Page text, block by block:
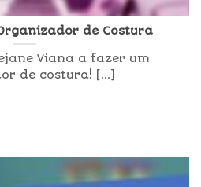
de Costura
Viana a fazer um
de costura! [...]